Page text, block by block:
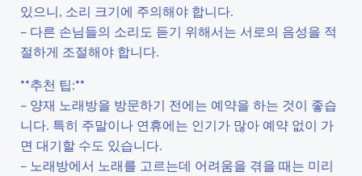
있으니, 소리 크기에 주의해야 합니다.
– 다른 손님들의 소리도 듣기 위해서는 서로의 음성을 적
절하게 조절해야 합니다.
**추천 팁:**
– 양재 노래방을 방문하기 전에는 예약을 하는 것이 좋습
니다. 특히 주말이나 연휴에는 인기가 많아 예약 없이 가
면 대기할 수도 있습니다.
– 노래방에서 노래를 고르는데 어려움을 겪을 때는 미리